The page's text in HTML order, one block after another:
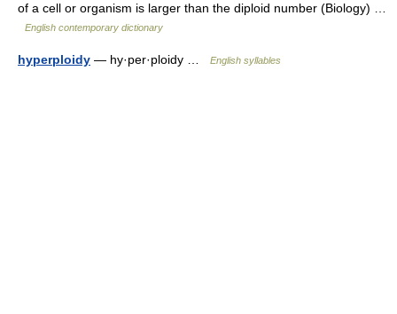
of a cell or organism is larger than the diploid number (Biology) …
English contemporary dictionary
hyperploidy — hy·per·ploidy … English syllables